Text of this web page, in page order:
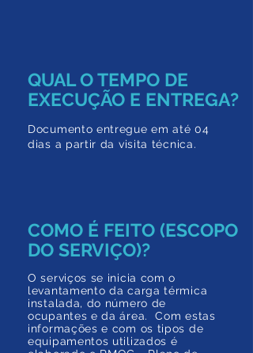
QUAL O TEMPO DE
EXECUÇÃO E ENTREGA?
Documento entregue em até 04
dias a partir da visita técnica.
COMO É FEITO (ESCOPO
DO SERVIÇO)?
O serviços se inicia com o
levantamento da carga térmica
instalada, do número de
ocupantes e da área. Com estas
informações e com os tipos de
equipamentos utilizados é